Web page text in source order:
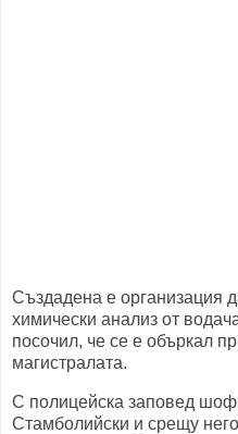
Създадена е организация
химически анализ от
посочил, че се е объркал
магистралата.
С полицейска заповед
Стамболийски и срещу